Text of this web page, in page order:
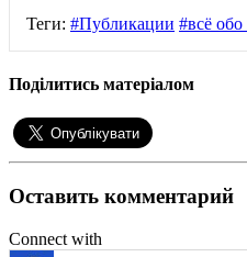
Теги: #Публикации #всё
Поділитись матеріалом
Оставить комментарий
Connect with